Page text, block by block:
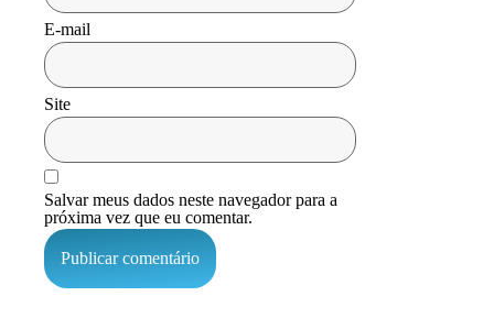
E-mail
Site
Salvar meus dados neste navegador para a
próxima vez que eu comentar.